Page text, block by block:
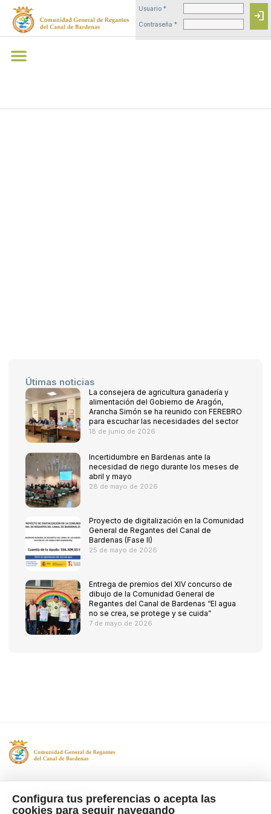
Configura tus preferencias o acepta las
cookies para seguir navegando
Usuario *
Contraseña *
login
Útimas noticias
La consejera de agricultura ganadería y
alimentación del Gobierno de Aragón,
Arancha Simón se ha reunido con FEREBRO
para escuchar las necesidades del sector
18 de junio de 2026
Incertidumbre en Bardenas ante la
necesidad de riego durante los meses de
abril y mayo
28 de mayo de 2026
Proyecto de digitalización en la Comunidad
General de Regantes del Canal de
Bardenas (Fase II)
25 de mayo de 2026
Entrega de premios del XIV concurso de
dibujo de la Comunidad General de
Regantes del Canal de Bardenas “El agua
no se crea, se protege y se cuida”
7 de mayo de 2026
Tfno. 976 662 311
Ctra Gallur-Sangüesa s/n 50600